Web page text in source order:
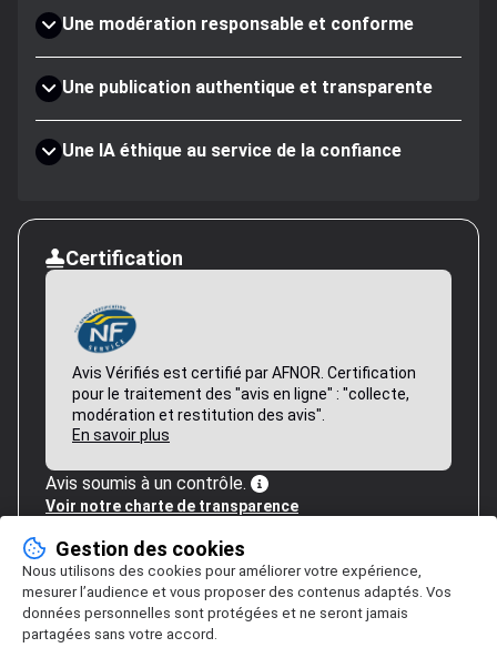
Une modération responsable et conforme
Une publication authentique et transparente
Une IA éthique au service de la confiance
Certification
Avis Vérifiés est certifié par AFNOR. Certification
pour le traitement des "avis en ligne" : "collecte,
modération et restitution des avis".
En savoir plus
Avis soumis à un contrôle.
Voir notre charte de transparence
Gestion des cookies
Nous utilisons des cookies pour améliorer votre expérience,
mesurer l’audience et vous proposer des contenus adaptés. Vos
données personnelles sont protégées et ne seront jamais
partagées sans votre accord.